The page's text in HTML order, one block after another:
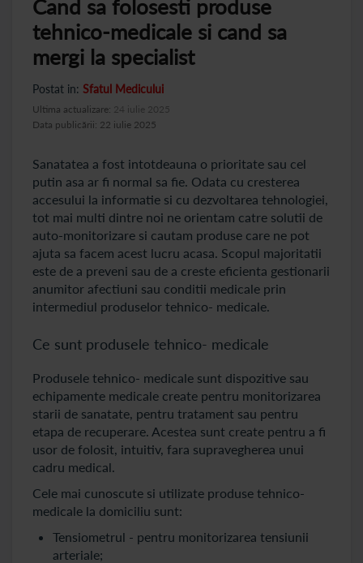
Cand sa folosesti produse
tehnico-medicale si cand sa
mergi la specialist
Postat in: Sfatul Medicului
Data publicării: 22 iulie 2025
Ultima actualizare: 24 iulie 2025
Sanatatea a fost intotdeauna o prioritate sau cel
putin asa ar fi normal sa fie. Odata cu cresterea
accesului la informatie si cu dezvoltarea tehnologiei,
tot mai multi dintre noi ne orientam catre solutii de
auto-monitorizare si cautam produse care ne pot
ajuta sa facem acest lucru acasa. Scopul majoritatii
este de a preveni sau de a creste eficienta gestionarii
anumitor afectiuni sau conditii medicale prin
intermediul produselor tehnico- medicale.
Ce sunt produsele tehnico- medicale
Produsele tehnico- medicale sunt dispozitive sau
echipamente medicale create pentru monitorizarea
starii de sanatate, pentru tratament sau pentru
etapa de recuperare. Acestea sunt create pentru a fi
usor de folosit, intuitiv, fara supravegherea unui
cadru medical.
Cele mai cunoscute si utilizate produse tehnico-
medicale la domiciliu sunt:
Tensiometrul - pentru monitorizarea tensiunii
arteriale;